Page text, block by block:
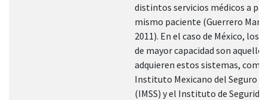
distintos servicios médicos a
mismo paciente (Guerrero
2011). En el caso de México, los
de mayor capacidad son
adquieren estos sistemas, como
Instituto Mexicano del Seguro
(IMSS) y el Instituto de